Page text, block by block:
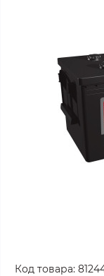
Код товара: